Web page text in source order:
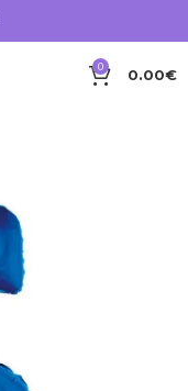
0 0.00€